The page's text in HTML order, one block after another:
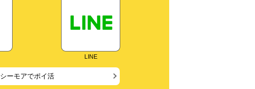
LINE
シーモアでポイ活